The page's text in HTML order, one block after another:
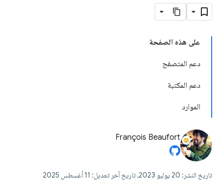
على هذه الصفحة
دعم المتصفح
دعم المكتبة
الموارد
François Beaufort
تاريخ النشر: 20 يوليو 2023، تاريخ آخر تعديل: 11 أغسطس 2025